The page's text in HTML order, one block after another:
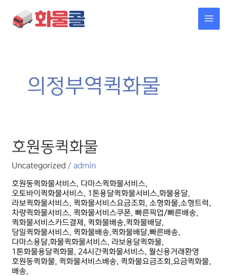
건너뛰기
의정부역퀵화물
호원동퀵화물
Uncategorized /admin
호원동퀵화물서비스, 다마스퀵화물서비스,
오토바이퀵화물서비스, 1톤용달퀵화물서비스,화물용달,
라보퀵화물서비스, 퀵화물서비스요금조회, 소형화물,소형트럭,
차량퀵화물서비스, 퀵화물서비스쿠폰, 빠른픽업/빠른배송,
퀵화물서비스카드결제, 퀵화물배송,퀵화물배달,
당일퀵화물서비스, 퀵화물배송,퀵화물배달,빠른배송,
다마스용달,화물퀵화물서비스, 라보용달퀵화물,
1톤화물용달퀵화물, 24시간퀵화물서비스, 월신용거래환영
호원동퀵화물, 퀵화물서비스배송, 퀵화물요금조회,요금퀵화물,
배송,
호원동퀵화물